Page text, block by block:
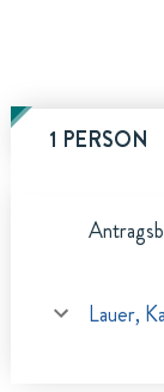
1 PERSON
Lauer,